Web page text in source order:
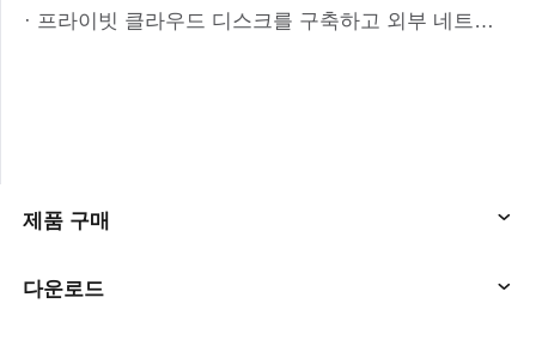
· 프라이빗 클라우드 디스크를 구축하고 외부 네트워크 액세스를 달성하기 위해 1 분
제품 구매
AweSun
다운로드